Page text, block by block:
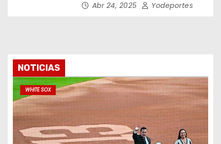
Abr 24, 2025 Yodeportes
NOTICIAS
WHITE SOX